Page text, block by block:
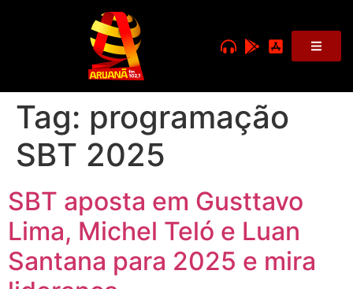
Tag: programação
SBT 2025
SBT aposta em Gusttavo
Lima, Michel Teló e Luan
Santana para 2025 e mira